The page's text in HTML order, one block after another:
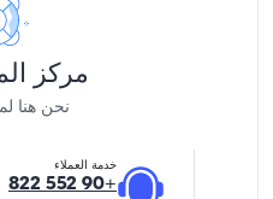
مركز
نحن هنا
خدمة العملاء
+90 552 822